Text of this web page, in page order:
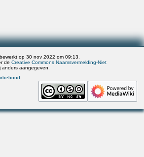
op 30 nov 2022 om 09:13.
deCreative Commons Naamsvermelding-Niet
anders aangegeven.